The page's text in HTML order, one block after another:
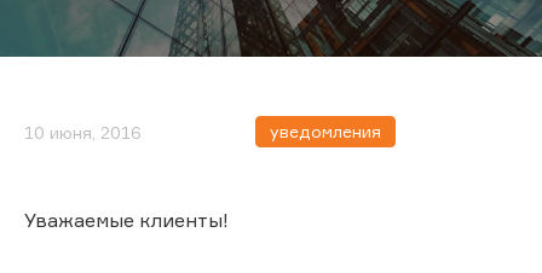
10 июня, 2016 уведомления
Уважаемые клиенты!